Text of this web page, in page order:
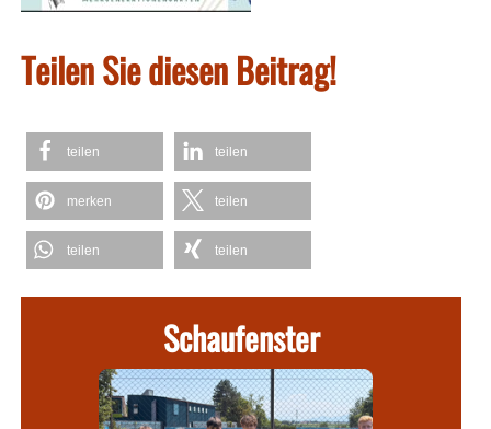
Teilen Sie diesen Beitrag!
teilen teilen
merken teilen
teilen teilen
Schaufenster